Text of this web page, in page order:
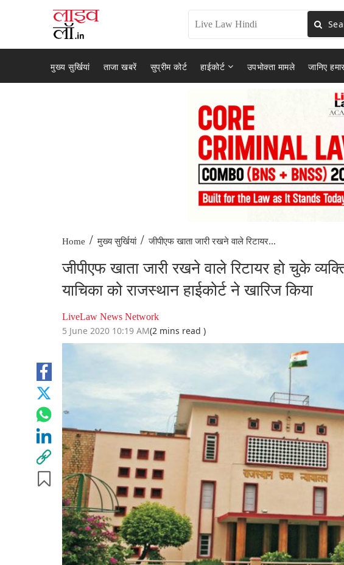
मुख्य सुर्खियां ताजा खबरें सुप्रीम कोर्ट हाईकोर्ट उपभोक्ता मामले जानिए
Home / मुख्य सुर्खियां / जीपीएफ खाता जारी रखने वाले रिटायर...
जीपीएफ खाता जारी रखने वाले रिटायर हो चुके
याचिका को राजस्थान हाईकोर्ट ने खारिज किया
LiveLaw News Network
5 June 2020 10:19 AM(2 mins read )